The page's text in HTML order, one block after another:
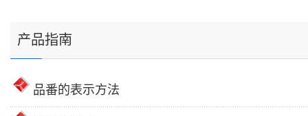
产品指南
品番的表示方法